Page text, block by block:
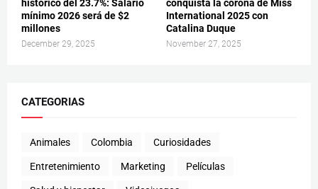
histórico del 23.7%: Salario
mínimo 2026 será de $2
millones
December 29, 2025
conquista la corona de Miss
International 2025 con
Catalina Duque
November 27, 2025
CATEGORIAS
Animales Colombia Curiosidades
Entretenimiento Marketing Películas